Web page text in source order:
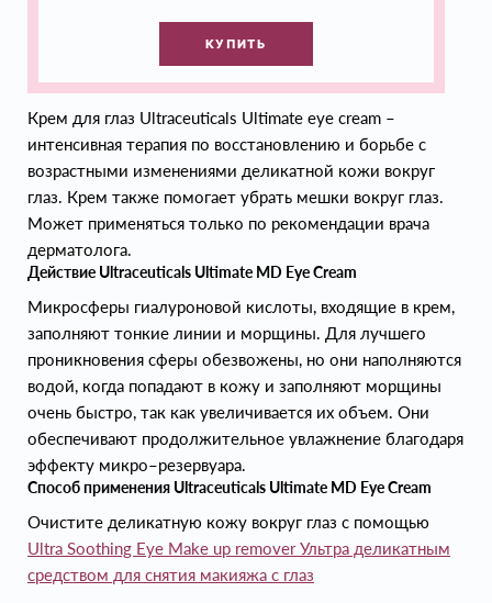
КУПИТЬ
Крем для глаз Ultraceuticals Ultimate eye cream –
интенсивная терапия по восстановлению и борьбе с
возрастными изменениями деликатной кожи вокруг
глаз. Крем также помогает убрать мешки вокруг глаз.
Может применяться только по рекомендации врача
дерматолога.
Действие Ultraceuticals Ultimate MD Eye Cream
Микросферы гиалуроновой кислоты, входящие в крем,
заполняют тонкие линии и морщины. Для лучшего
проникновения сферы обезвожены, но они наполняются
водой, когда попадают в кожу и заполняют морщины
очень быстро, так как увеличивается их объем. Они
обеспечивают продолжительное увлажнение благодаря
эффекту микро–резервуара.
Способ применения Ultraceuticals Ultimate MD Eye Cream
Очистите деликатную кожу вокруг глаз с помощью
Ultra Soothing Eye Make up remover Ультра деликатным
средством для снятия макияжа с глаз